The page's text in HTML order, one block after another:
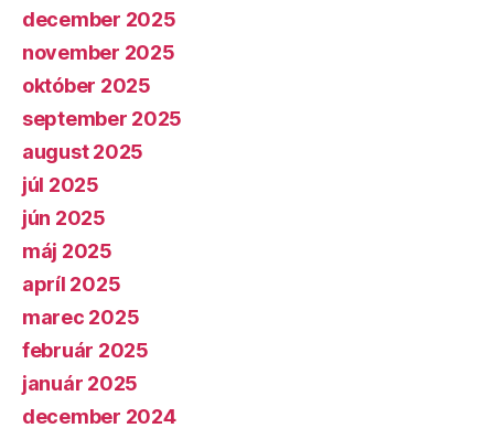
december 2025
november 2025
október 2025
september 2025
august 2025
júl 2025
jún 2025
máj 2025
apríl 2025
marec 2025
február 2025
január 2025
december 2024